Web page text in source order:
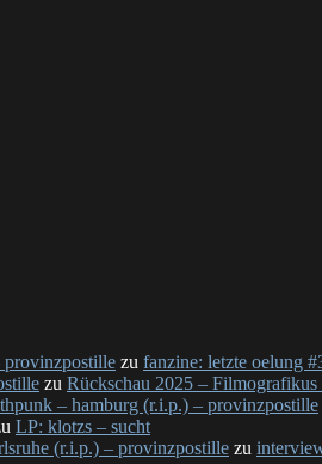
provinzpostille zu fanzine: letzte oelung
zu Rückschau 2025 – Filmografikus
– hamburg (r.i.p.) – provinzpostille
LP: klotzs – sucht
(r.i.p.) – provinzpostille zu